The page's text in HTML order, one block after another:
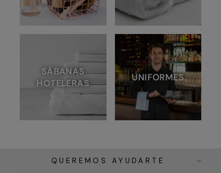
SÁBANAS
HOTELERAS
UNIFORMES
QUEREMOS AYUDARTE